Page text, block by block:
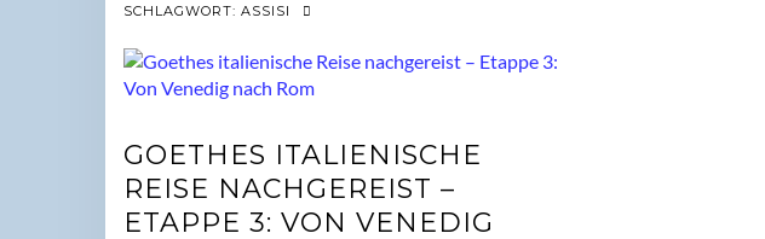
SCHLAGWORT: ASSISI
GOETHES ITALIENISCHE
REISE NACHGEREIST –
ETAPPE 3: VON VENEDIG